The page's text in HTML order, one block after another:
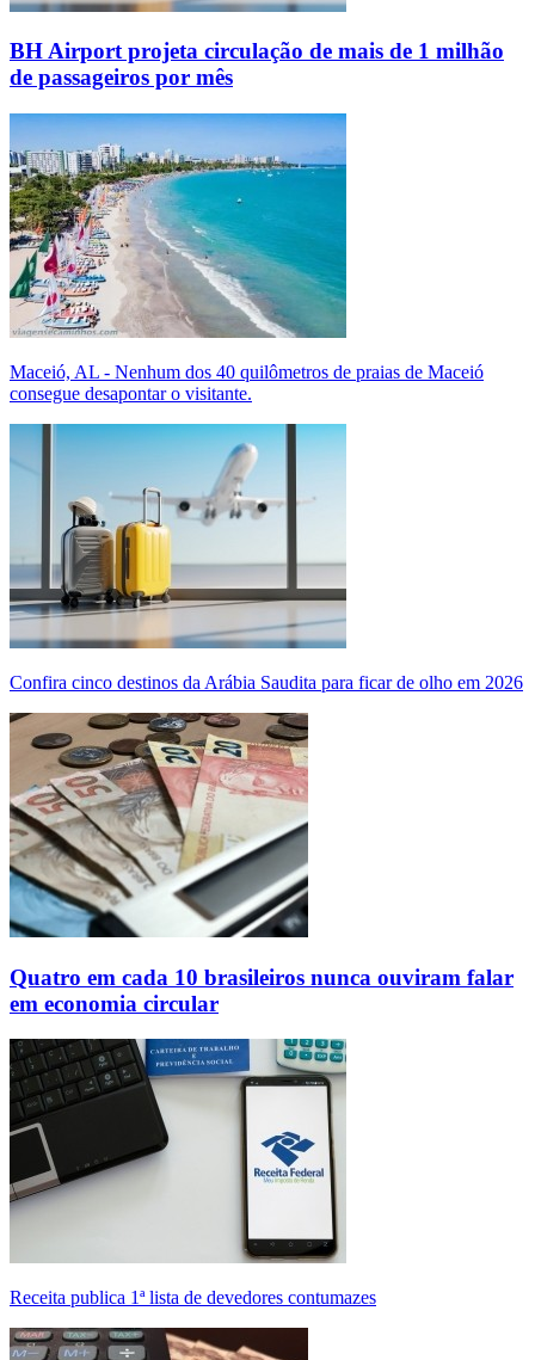
BH Airport projeta circulação de mais de 1 milhão
de passageiros por mês
Maceió, AL - Nenhum dos 40 quilômetros de praias de Maceió
consegue desapontar o visitante.
Confira cinco destinos da Arábia Saudita para ficar de olho em 2026
Quatro em cada 10 brasileiros nunca ouviram falar
em economia circular
Receita publica 1ª lista de devedores contumazes